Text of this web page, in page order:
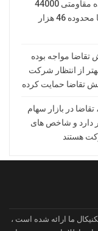
در بازار ارزهای دیجیتال، بیتکوین از محدوده مقاومتی 44000
دلاری با اعتبار عبور کرده و احتمال صعود تا محدوده 46 هزار
تقاضا مواجه بوده
از انتظار شرکت
تقاضا حمایت کرده
در بازار سهام
دارد و شاخص های
هستند
ما ارائه شده است ،